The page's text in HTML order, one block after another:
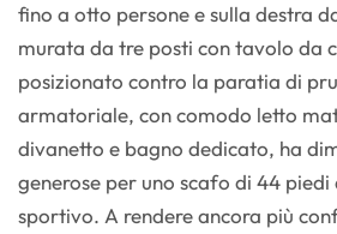
fino a otto persone e sulla destra
murata da tre posti con tavolo da
posizionato contro la paratia di
armatoriale, con comodo letto
divanetto e bagno dedicato, ha
generose per uno scafo di 44
sportivo. A rendere ancora più